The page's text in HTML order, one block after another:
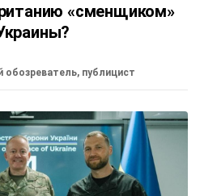
«сменщиком»
обозреватель, публицист